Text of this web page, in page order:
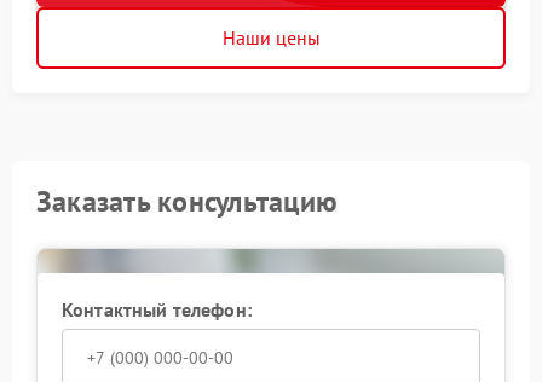
Наши цены
Заказать консультацию
Контактный телефон: